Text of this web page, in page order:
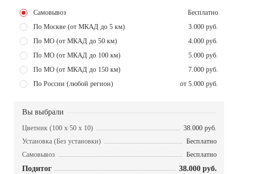
Самовывоз
Бесплатно
По Москве (от МКАД до 5 км)
3.000 руб.
По МО (от МКАД до 50 км)
4.000 руб.
По МО (от МКАД до 100 км)
5.000 руб.
По МО (от МКАД до 150 км)
7.000 руб.
По России (любой регион)
от 5.000 руб.
Вы выбрали
Цветник (100 x 50 x 10)
38.000 руб.
Установка (Без установки)
Бесплатно
Самовывоз
Бесплатно
Подитог 38.000 руб.